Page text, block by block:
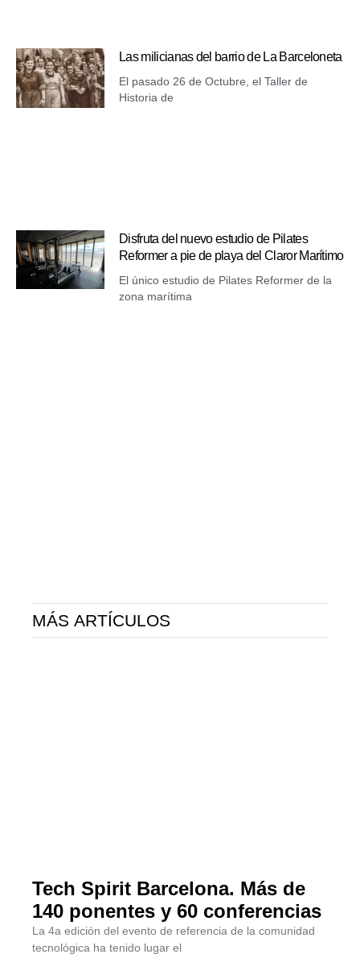
Las milicianas del barrio de La Barceloneta
El pasado 26 de Octubre, el Taller de
Historia de
Disfruta del nuevo estudio de Pilates
Reformer a pie de playa del Claror Marítimo
El único estudio de Pilates Reformer de la
zona marítima
MÁS ARTÍCULOS
Tech Spirit Barcelona. Más de
140 ponentes y 60 conferencias
La 4a edición del evento de referencia de la comunidad
tecnológica ha tenido lugar el